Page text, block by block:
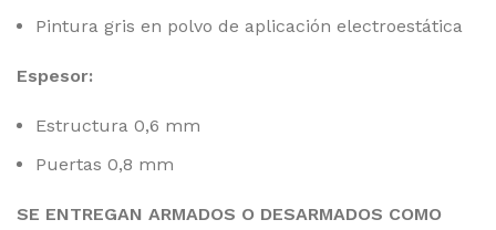
Pintura gris en polvo de aplicación electroestática
Espesor:
Estructura 0,6 mm
Puertas 0,8 mm
SE ENTREGAN ARMADOS O DESARMADOS COMO